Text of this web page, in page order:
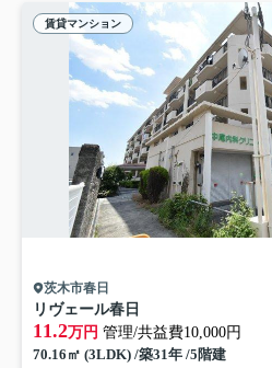
賃貸マンション
茨木市春日
リヴェール春日
11.2万円 管理/共益費10,000円
70.16㎡ (3LDK) /築31年 /5階建